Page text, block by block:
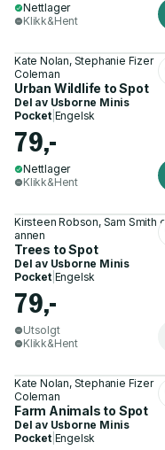
Nettlager
Klikk&Hent
Kate Nolan, Stephanie Fizer
Coleman
Urban Wildlife to Spot
Del av Usborne Minis
Pocket| Engelsk
79,-
Nettlager
Klikk&Hent
Kirsteen Robson, Sam Smith
annen
Trees to Spot
Del av Usborne Minis
Pocket| Engelsk
79,-
Utsolgt
Klikk&Hent
Kate Nolan, Stephanie Fizer
Coleman
Farm Animals to Spot
Del av Usborne Minis
Pocket| Engelsk